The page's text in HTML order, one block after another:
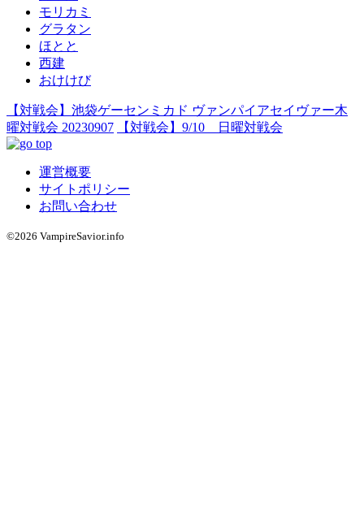
モリカミ
グラタン
ほとと
西建
おけけび
【対戦会】池袋ゲーセンミカド ヴァンパイアセイヴァー木
曜対戦会 20230907
【対戦会】9/10 日曜対戦会
運営概要
サイトポリシー
お問い合わせ
©2026 VampireSavior.info